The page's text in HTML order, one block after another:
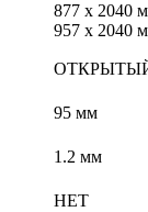
877 х 2040
957 х 2040
ОТКРЫТЫЙ
95 мм
1.2 мм
НЕТ